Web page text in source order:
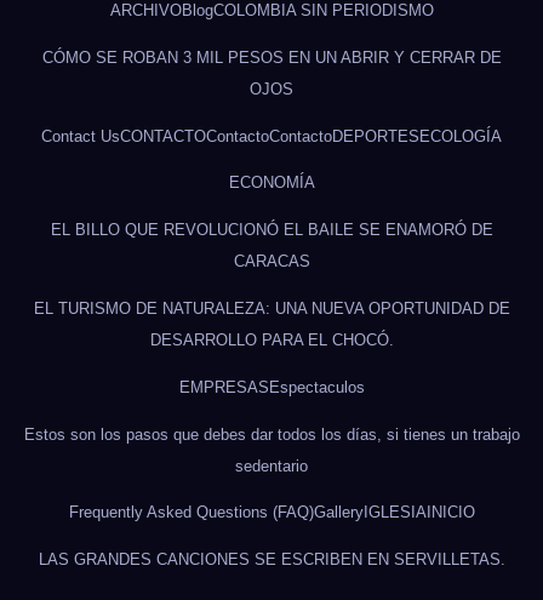
ARCHIVOBlogCOLOMBIA SIN PERIODISMO
CÓMO SE ROBAN 3 MIL PESOS EN UN ABRIR Y CERRAR DE
OJOS
Contact UsCONTACTOContactoContactoDEPORTESECOLOGÍA
ECONOMÍA
EL BILLO QUE REVOLUCIONÓ EL BAILE SE ENAMORÓ DE
CARACAS
EL TURISMO DE NATURALEZA: UNA NUEVA OPORTUNIDAD DE
DESARROLLO PARA EL CHOCÓ.
EMPRESASEspectaculos
Estos son los pasos que debes dar todos los días, si tienes un trabajo
sedentario
Frequently Asked Questions (FAQ)GalleryIGLESIAINICIO
LAS GRANDES CANCIONES SE ESCRIBEN EN SERVILLETAS.